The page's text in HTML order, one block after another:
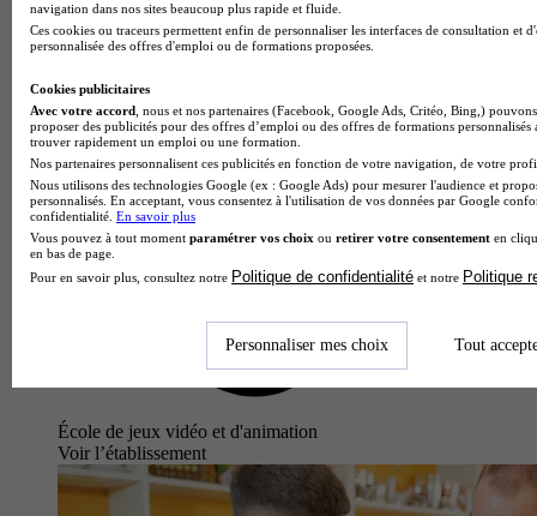
École de jeux vidéo et d'animation
Voir l’établissement
navigation dans nos sites beaucoup plus rapide et fluide.
Ces cookies ou traceurs permettent enfin de personnaliser les interfaces de consultation et
personnalisée des offres d'emploi ou de formations proposées.
Cookies publicitaires
Avec votre accord , nous et nos partenaires (Facebook, Google Ads, Critéo, Bing,)
proposer des publicités pour des offres d’emploi ou des offres de formations
trouver rapidement un emploi ou une formation.
Nos partenaires personnalisent ces publicités en fonction de votre navigation, de votre
Nous utilisons des technologies Google (ex : Google Ads) pour mesurer l'audience et
personnalisés. En acceptant, vous consentez à l'utilisation de vos données par Google
confidentialité. En savoir plus
Vous pouvez à tout moment paramétrer vos choix ou retirer votre consentement en
en bas de page.
Pour en savoir plus, consultez notre Politique de confidentialité et notre Politique
Personnaliser mes choix Tout